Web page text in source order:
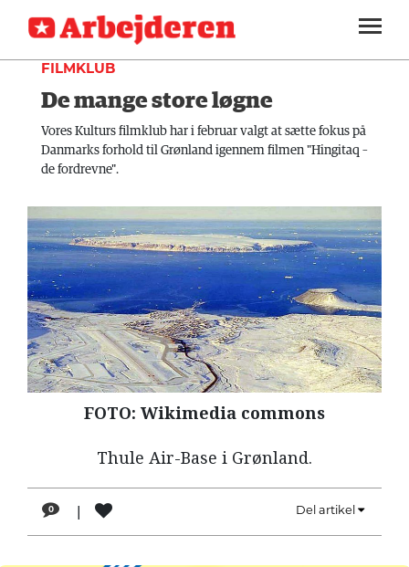
SEKTIONER
ARBEJDEREN
MENER
FAGLIGT
UDLAND
KULTUR
KALENDER
BLOGS
DEBAT
LÆSER
LÆSER
NAVNE
SOUNDCLOUD
ABONNER
LOG IND
FILMKLUB
De mange store løgne
Vores Kulturs filmklub har i februar valgt at sætte fokus på
Danmarks forhold til Grønland igennem filmen "Hingitaq –
de fordrevne".
FOTO: Wikimedia commons
Thule Air-Base i Grønland.
0 | Del artikel